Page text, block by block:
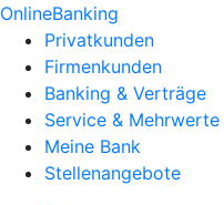
OnlineBanking
Privatkunden
Firmenkunden
Banking & Verträge
Service & Mehrwerte
Meine Bank
Stellenangebote